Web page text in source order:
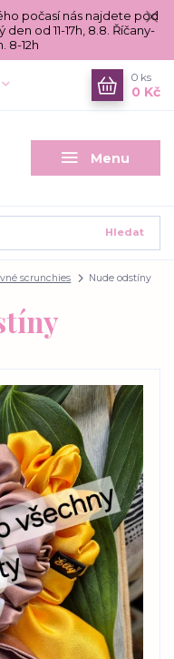
počasí nás najdete pod
od 11-17h, 8.8. Říčany-
8-12h
Menu
Hledat
0 ks
0 Kč
scrunchies Nude odstíny